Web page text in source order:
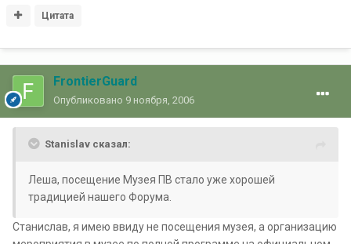
Цитата
FrontierGuard
Опубликовано 9 ноября, 2006
Stanislav сказал:
Леша, посещение Музея ПВ стало уже хорошей
традицией нашего Форума.
Станислав, я имею ввиду не посещения музея, а организацию